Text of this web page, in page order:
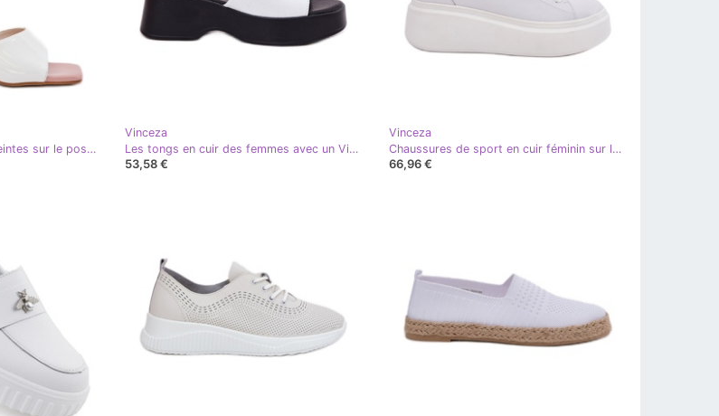
Sandales pour femmes peintes sur le poste blanc Vinceza 20266
Vinceza
Les tongs en cuir des femmes avec un Vinceza 79526 blanc
53,58 €
Vinceza
Chaussures de sport en cuir féminin sur la plate-forme avec Vinceza 39922 White blanc
66,96 €